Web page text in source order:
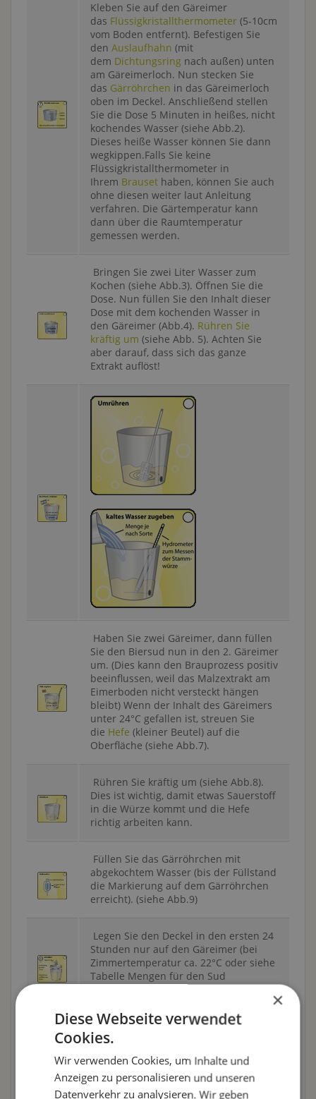
Kleben Sie auf den Gäreimer
das Flüssigkristallthermometer (5-10cm
vom Boden entfernt). Befestigen Sie
den Auslaufhahn (mit
dem Dichtungsring nach außen) unten
am Gäreimerloch. Nun stecken Sie
das Gärröhrchen in das Gäreimerloch
oben im Deckel. Anschließend stellen
Sie die Dose 5 Minuten in heißes, nicht
kochendes Wasser (siehe Abb.2).
Dieses heiße Wasser können Sie dann
wegkippen.Falls Sie keine
Flüssigkristallthermometer in
Ihrem Brauset haben, können Sie auch
ohne diesen weiter laut Anleitung
verfahren. Die Gärtemperatur kann
dann über die Raumtemperatur
gemessen werden.
Bringen Sie zwei Liter Wasser zum
Kochen (siehe Abb.3). Öffnen Sie die
Dose. Nun füllen Sie den Inhalt dieser
Dose mit dem kochenden Wasser in
den Gäreimer (Abb.4). Rühren Sie
kräftig um (siehe Abb. 5). Achten Sie
aber darauf, dass sich das ganze
Extrakt auflöst!
Haben Sie zwei Gäreimer, dann füllen
Sie den Biersud nun in den 2. Gäreimer
um. (Dies kann den Brauprozess positiv
beeinflussen, weil das Malzextrakt am
Eimerboden nicht versteckt hängen
bleibt) Wenn der Inhalt des Gäreimers
unter 24°C gefallen ist, streuen Sie
die Hefe (kleiner Beutel) auf die
Oberfläche (siehe Abb.7).
Rühren Sie kräftig um (siehe Abb.8).
Dies ist wichtig, damit etwas Sauerstoff
in die Würze kommt und die Hefe
richtig arbeiten kann.
Füllen Sie das Gärröhrchen mit
abgekochtem Wasser (bis der Füllstand
die Markierung auf dem Gärröhrchen
erreicht). (siehe Abb.9)
Legen Sie den Deckel in den ersten 24
Stunden nur auf den Gäreimer (bei
Zimmertemperatur ca. 22°C oder siehe
Tabelle Mengen für den Sud
Gärtemperatur). (siehe Abb.10)
Nach den ersten 24 Stunden
verschließen Sie den Eimer luftdicht
(siehe Abb.11). Innerhalb der nächsten
zwei Tage setzt die Gärung ein.
×
Diese Webseite verwendet
Cookies.
Wir verwenden Cookies, um Inhalte und
Anzeigen zu personalisieren und unseren
Datenverkehr zu analysieren. Wir geben